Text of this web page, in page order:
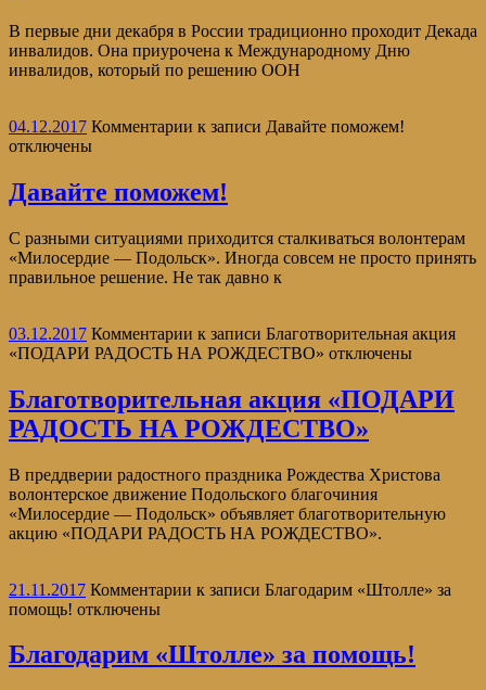
В первые дни декабря в России традиционно проходит Декада
инвалидов. Она приурочена к Международному Дню
инвалидов, который по решению ООН
04.12.2017 Комментарии к записи Давайте поможем!
отключены
Давайте поможем!
С разными ситуациями приходится сталкиваться волонтерам
«Милосердие — Подольск». Иногда совсем не просто принять
правильное решение. Не так давно к
03.12.2017 Комментарии к записи Благотворительная акция
«ПОДАРИ РАДОСТЬ НА РОЖДЕСТВО» отключены
Благотворительная акция «ПОДАРИ
РАДОСТЬ НА РОЖДЕСТВО»
В преддверии радостного праздника Рождества Христова
волонтерское движение Подольского благочиния
«Милосердие — Подольск» объявляет благотворительную
акцию «ПОДАРИ РАДОСТЬ НА РОЖДЕСТВО».
21.11.2017 Комментарии к записи Благодарим «Штолле» за
помощь! отключены
Благодарим «Штолле» за помощь!